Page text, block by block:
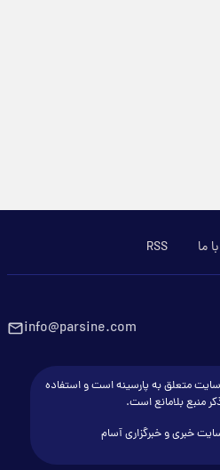
ما RSS
info@parsine.com
متعلق به پارسینه است و استفاده
منبع بلامانع است.
خبری و خبرگزاری آسام